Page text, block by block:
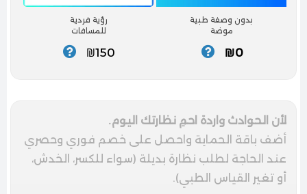
بدون وصفة طبية
موضة
₪0
رؤية فردية
للمسافات
₪150
لأن الحوادث واردة احمِ نظارتك اليوم.
أضف باقة الحماية واحصل على خصم فوري وحصري
عند الحاجة لطلب نظارة بديلة (سواء للكسر، الخدش،
أو تغير القياس الطبي).